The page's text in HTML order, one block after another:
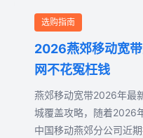
小区覆盖
新闻资讯
常见问题
选购指南
2026燕郊移动宽
网不花冤枉钱
燕郊移动宽带2026年最
城覆盖攻略，随着2026
中国移动燕郊分公司近